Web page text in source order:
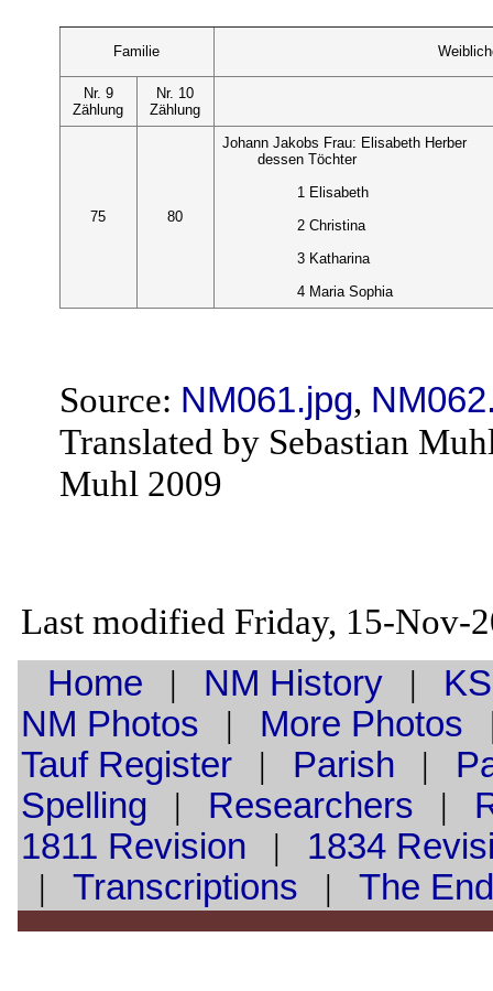
Familie
Nr. 9
Zählung
Nr. 10
Zählung
75 80
Johann Jakobs Frau: Elisabeth Herber
dessen Töchter
1 Elisabeth
2 Christina
3 Katharina
4 Maria Sophia
Source: NM061.jpg,
Translated by Sebastian
Muhl 2009
Last modified Friday, 15-Nov-
Home | NM History|
NM Photos | More Photos
TaufRegister| Parish |
Spelling | Researchers |
1811 Revision | 1834
| Transcriptions | The End